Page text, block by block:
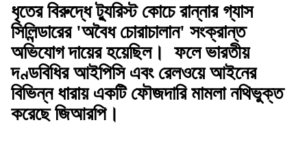
ধৃতের বিরুদ্ধে ট্যুরিস্ট কোচে রান্নার গ্যাস
সিলিন্ডারের 'অবৈধ চোরাচালান' সংক্রান্ত
অভিযোগ দায়ের হয়েছিল। ফলে ভারতীয়
দণ্ডবিধির আইপিসি এবং রেলওয়ে আইনের
বিভিন্ন ধারায় একটি ফৌজদারি মামলা নথিভুক্ত
করেছে জিআরপি।